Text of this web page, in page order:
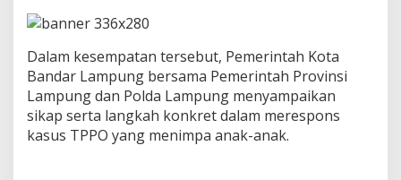
K
r
b
a
n
T
Dalam kesempatan tersebut, Pemerintah Kota
Bandar Lampung bersama Pemerintah Provinsi
Lampung dan Polda Lampung menyampaikan
sikap serta langkah konkret dalam merespons
kasus TPPO yang menimpa anak-anak.